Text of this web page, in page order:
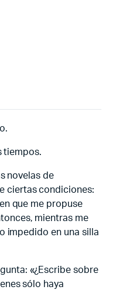
tiempos.
novelas de
ciertas condiciones:
que me propuse
mientras me
impedido en una silla
«¿Escribe sobre
sólo haya